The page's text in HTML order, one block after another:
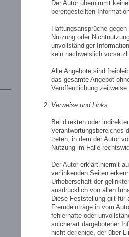
Der Autor übernimmt
bereitgestellten
Haftungsansprüche
Nutzung oder
unvollständiger
kein nachweislich
Alle Angebote sind
das gesamte Angebot
Veröffentlichung zeitweise
Verweise und Links
Bei direkten oder
Verantwortungsbereiches
treten, in dem der Autor
Nutzung im Falle
Der Autor erklärt hiermit
verlinkenden Seiten
Urheberschaft der
ausdrücklich von allen
Diese Feststellung gilt für
Fremdeinträge in vom
fehlerhafte oder
solcherart dargebotener
nicht derjenige, der über